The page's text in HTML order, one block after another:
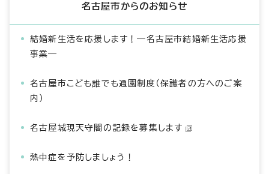
名古屋市からのお知らせ
結婚新生活を応援します！―名古屋市結婚新生活応援
事業―
名古屋市こども誰でも通園制度（保護者の方へのご案
内）
名古屋城現天守閣の記録を募集します
熱中症を予防しましょう！